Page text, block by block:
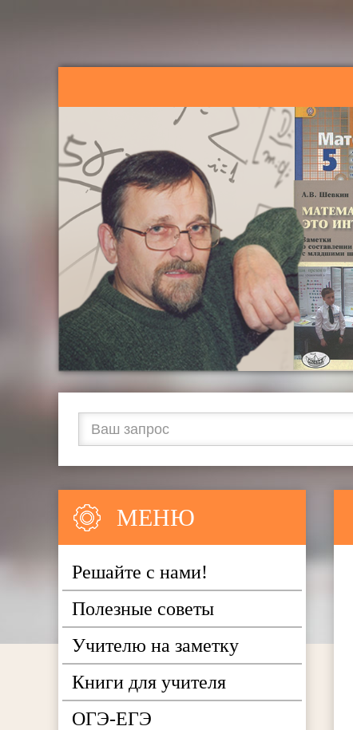
МЕНЮ
Решайте с нами!
Полезные советы
Учителю на заметку
Книги для учителя
ОГЭ-ЕГЭ